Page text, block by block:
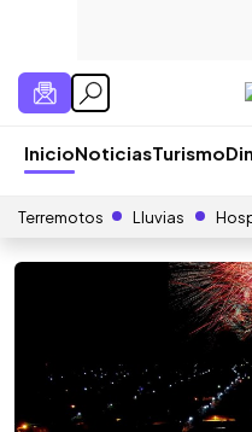
InicioNoticiasTurismo
Terremotos Lluvias